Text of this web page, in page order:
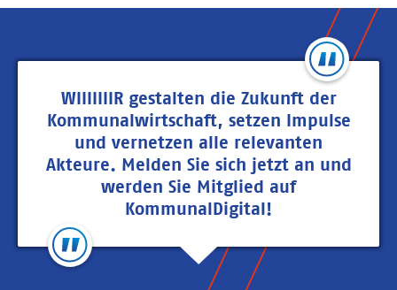
WIIIIIIIR gestalten die Zukunft der
Kommunalwirtschaft, setzen Impulse
und vernetzen alle relevanten
Akteure. Melden Sie sich jetzt an und
werden Sie Mitglied auf
KommunalDigital!